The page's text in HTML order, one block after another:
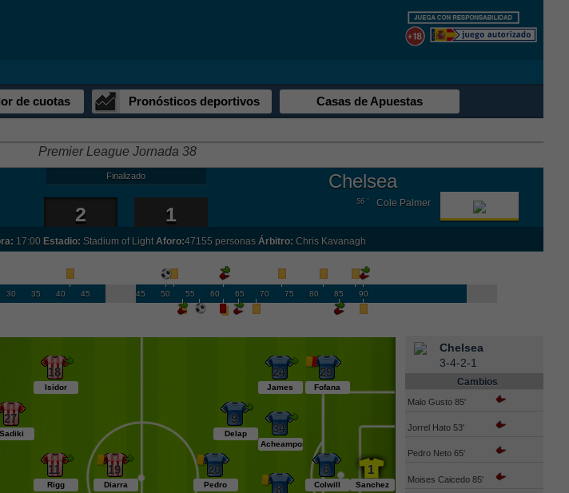
de cuotas Pronósticos deportivos Casas de Apuestas
Premier League Jornada 38
Finalizado Chelsea
2 1
Cole Palmer
56 '
17:00 Estadio: Stadium of Light Aforo:47155 personas Árbitro: Chris Kavanagh
30 35 40 45 45 50 55 60 65 70 75 80 85 90
18
Isidor
27
Sadiki
11
Rigg
19
Diarra 8
1
Sanchez
6
Colwill
20
Pedro
34
Acheampong
9
Delap
29
Fofana
24
James
Chelsea
3-4-2-1
Cambios
Malo Gusto 85'
Jorrel Hato 53'
Pedro Neto 65'
Moises Caicedo 85'